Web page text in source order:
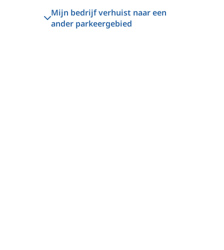
Mijn bedrijf verhuist naar een
ander parkeergebied